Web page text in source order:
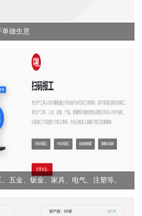
单做生意
五金、钣金、家具、电气、注塑等。